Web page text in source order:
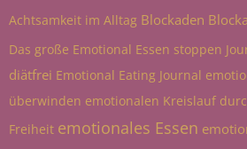
Achtsamkeit im Alltag Blockaden
Das große Emotional Essen stoppen
diätfrei Emotional Eating Journal
überwinden emotionalen Kreislauf
Freiheit emotionales Essen